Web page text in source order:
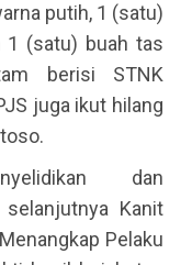
putih, 1 (satu)
1 (satu) buah tas
berisi STNK
juga ikut hilang
dan
Kanit
Pelaku